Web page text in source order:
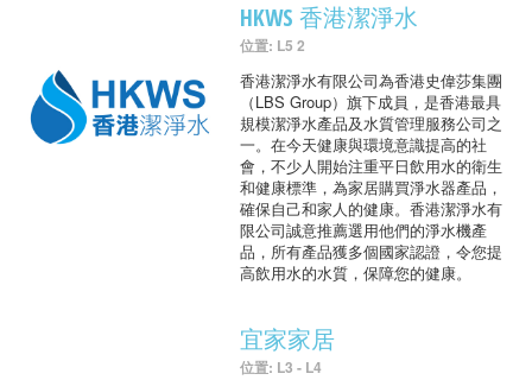
HKWS 香港潔淨水
位置: L5 2
香港潔淨水有限公司為香港史偉莎集團
（LBS Group）旗下成員，是香港最具
規模潔淨水產品及水質管理服務公司之
一。在今天健康與環境意識提高的社
會，不少人開始注重平日飲用水的衛生
和健康標準，為家居購買淨水器產品，
確保自己和家人的健康。香港潔淨水有
限公司誠意推薦選用他們的淨水機產
品，所有產品獲多個國家認證，令您提
高飲用水的水質，保障您的健康。
宜家家居
位置: L3 - L4